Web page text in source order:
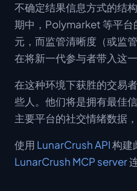
不确定结果信息方式的结
期中，Polymarket 等平台
元，而监管清晰度（或监
在将新一代参与者带入这一
在这种环境下获胜的交易
些人。他们将是拥有最佳
主要平台的社交情绪数据
使用 LunarCrush API构建
LunarCrush MCP server